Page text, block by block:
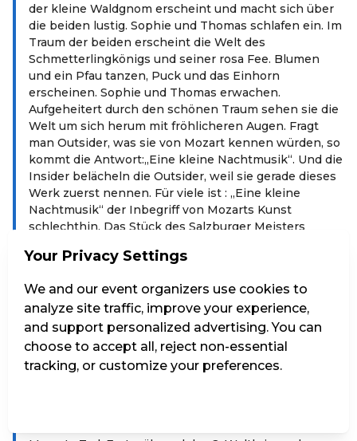
der kleine Waldgnom erscheint und macht sich über
die beiden lustig. Sophie und Thomas schlafen ein. Im
Traum der beiden erscheint die Welt des
Schmetterlingkönigs und seiner rosa Fee. Blumen
und ein Pfau tanzen, Puck und das Einhorn
erscheinen. Sophie und Thomas erwachen.
Aufgeheitert durch den schönen Traum sehen sie die
Welt um sich herum mit fröhlicheren Augen. Fragt
man Outsider, was sie von Mozart kennen würden, so
kommt die Antwort:„Eine kleine Nachtmusik“. Und die
Insider belächeln die Outsider, weil sie gerade dieses
Werk zuerst nennen. Für viele ist : „Eine kleine
Nachtmusik“ der Inbegriff von Mozarts Kunst
schlechthin. Das Stück des Salzburger Meisters
Werkes aus, warum kennen es so viele Menschen?
fest umrissen. Das melodische Thema spricht sofort
an. : „Eine kleine Nachtmusik“ gehört zu den großen
Würfen Mozarts. Es ist, wie viele seiner Werke, mit
leichter aber glücklicher Hand konzipiert und
komponiert. Wir kennen die :„Eine kleine
Nachtmusik“ nicht einmal vollständig. Das erste
Your Privacy Settings
We and our event organizers use cookies to
analyze site traffic, improve your experience,
and support personalized advertising. You can
choose to accept all, reject non-essential
tracking, or customize your preferences.